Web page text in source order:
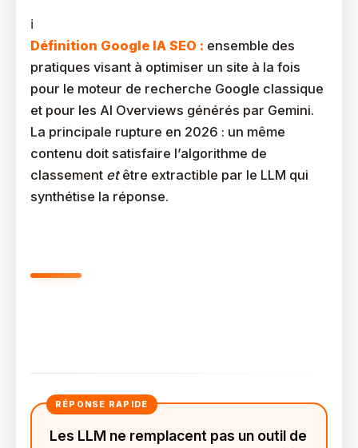
Définition Google IA SEO : ensemble des
pratiques visant à optimiser un site à la fois
pour le moteur de recherche Google classique
et pour les AI Overviews générés par Gemini.
La principale rupture en 2026 : un même
contenu doit satisfaire l’algorithme de
classement etêtre extractible par le LLM qui
synthétise la réponse.
Les LLM ne remplacent pas un outil de